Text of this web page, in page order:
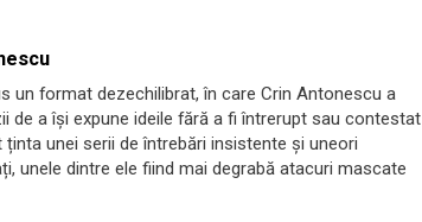
un format dezechilibrat, în care Crin Antonescu a
de a își expune ideile fără a fi întrerupt sau contestat
unei serii de întrebări insistente și uneori
unele dintre ele fiind mai degrabă atacuri mascate